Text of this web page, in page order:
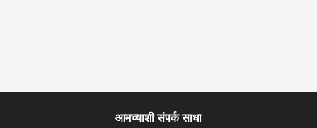
आमच्याशी संपर्क साधा